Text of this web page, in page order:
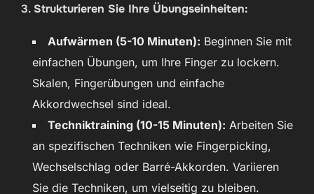
3. Strukturieren Sie Ihre Übungseinheiten:
Aufwärmen (5-10 Minuten): Beginnen Sie mit
einfachen Übungen, um Ihre Finger zu lockern.
Skalen, Fingerübungen und einfache
Akkordwechsel sind ideal.
Techniktraining (10-15 Minuten): Arbeiten Sie
an spezifischen Techniken wie Fingerpicking,
Wechselschlag oder Barré-Akkorden. Variieren
Sie die Techniken, um vielseitig zu bleiben.